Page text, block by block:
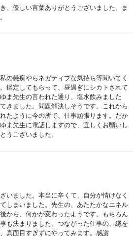
、優しい言葉ありがとうございました。ま
の愚痴やらネガティブな気持ち等聞いてく
鑑定してもらって、昼過ぎにシカトされて
ま先生の言われた通り、塩水飲みました
きました。問題解決しそうです。これから
たように今の所で、仕事頑張ります。だか
ま先生に電話しますので、宜しくお願いし
うございました。
いました。本当に辛くて、自分が情けなく
しまいました。先生の、あたたかなエネル
から、何かが変わったようです。もちろん
も決まりました。つながった仕事の、縁を
真面目すぎずにやってみます。感謝